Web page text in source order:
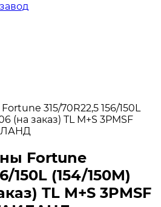
315/70R22,5 156/150L
(на заказ) TL M+S 3PMSF
Fortune
150L (154/150M)
TL M+S 3PMSF